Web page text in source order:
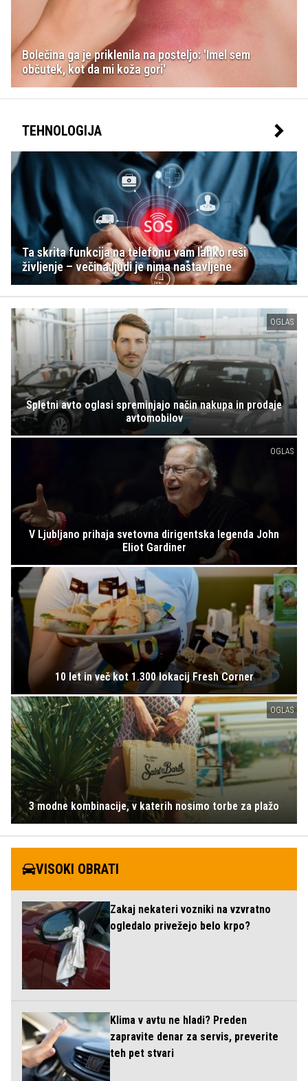
Bolečina ga je priklenila na posteljo: 'Imel sem
občutek, kot da mi koža gori'
TEHNOLOGIJA
Ta skrita funkcija na telefonu vam lahko reši
življenje – večina ljudi je nima nastavljene
OGLAS
Spletni avto oglasi spreminjajo način nakupa in prodaje
avtomobilov
OGLAS
V Ljubljano prihaja svetovna dirigentska legenda John
Eliot Gardiner
10 let in več kot 1.300 lokacij Fresh Corner
OGLAS
3 modne kombinacije, v katerih nosimo torbe za plažo
VISOKI OBRATI
Zakaj nekateri vozniki na vzvratno
ogledalo privežejo belo krpo?
Klima v avtu ne hladi? Preden
zapravite denar za servis, preverite
teh pet stvari